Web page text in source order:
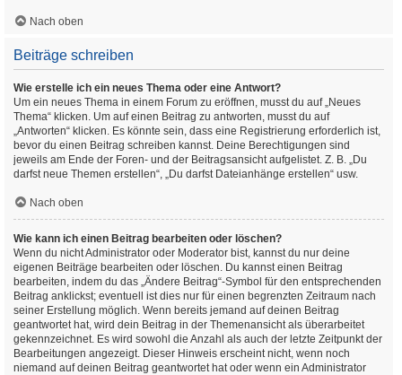
Nach oben
Beiträge schreiben
Wie erstelle ich ein neues Thema oder eine Antwort?
Um ein neues Thema in einem Forum zu eröffnen, musst du auf „Neues
Thema“ klicken. Um auf einen Beitrag zu antworten, musst du auf
„Antworten“ klicken. Es könnte sein, dass eine Registrierung erforderlich ist,
bevor du einen Beitrag schreiben kannst. Deine Berechtigungen sind
jeweils am Ende der Foren- und der Beitragsansicht aufgelistet. Z. B. „Du
darfst neue Themen erstellen“, „Du darfst Dateianhänge erstellen“ usw.
Nach oben
Wie kann ich einen Beitrag bearbeiten oder löschen?
Wenn du nicht Administrator oder Moderator bist, kannst du nur deine
eigenen Beiträge bearbeiten oder löschen. Du kannst einen Beitrag
bearbeiten, indem du das „Ändere Beitrag“-Symbol für den entsprechenden
Beitrag anklickst; eventuell ist dies nur für einen begrenzten Zeitraum nach
seiner Erstellung möglich. Wenn bereits jemand auf deinen Beitrag
geantwortet hat, wird dein Beitrag in der Themenansicht als überarbeitet
gekennzeichnet. Es wird sowohl die Anzahl als auch der letzte Zeitpunkt der
Bearbeitungen angezeigt. Dieser Hinweis erscheint nicht, wenn noch
niemand auf deinen Beitrag geantwortet hat oder wenn ein Administrator